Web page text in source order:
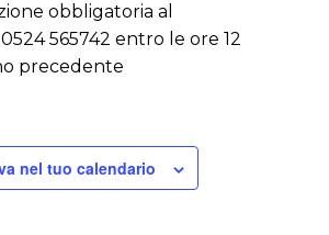
obbligatoria al
565742 entro le ore 12
precedente
nel tuo calendario